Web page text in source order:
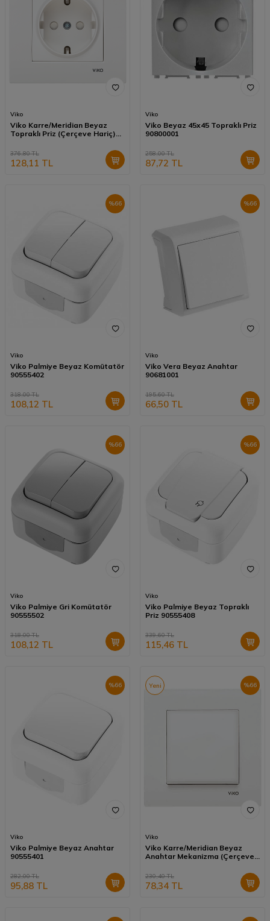
Viko
Viko Karre/Meridian Beyaz
Topraklı Priz (Çerçeve Hariç)
376,80TL
128,11 TL
Viko
Viko Beyaz 45x45 Topraklı Priz
90800001
258,00TL
87,72 TL
%66
Viko
Viko Palmiye Beyaz Komütatör
90555402
318,00TL
108,12 TL
%66
Viko
Viko Vera Beyaz Anahtar
90681001
195,60TL
66,50 TL
%66
Viko
Viko Palmiye Gri Komütatör
90555502
318,00TL
108,12 TL
%66
Viko
Viko Palmiye Beyaz Topraklı
Priz 90555408
339,60TL
115,46 TL
%66
Viko
Viko Palmiye Beyaz Anahtar
90555401
282,00TL
95,88 TL
%66
Yeni
Viko
Viko Karre/Meridian Beyaz
Anahtar Mekanizma (Çerçeve
230,40TL
78,34 TL